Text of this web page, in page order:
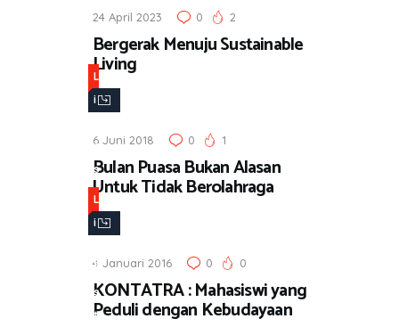
24 April 2023 0 2
Bergerak Menuju Sustainable
Living
L
i
e
s
t
y
l
e
6 Juni 2018 0 1
Bulan Puasa Bukan Alasan
Untuk Tidak Berolahraga
L
i
e
s
t
4 Januari 2016 0 0
KONTATRA : Mahasiswi yang
Peduli dengan Kebudayaan